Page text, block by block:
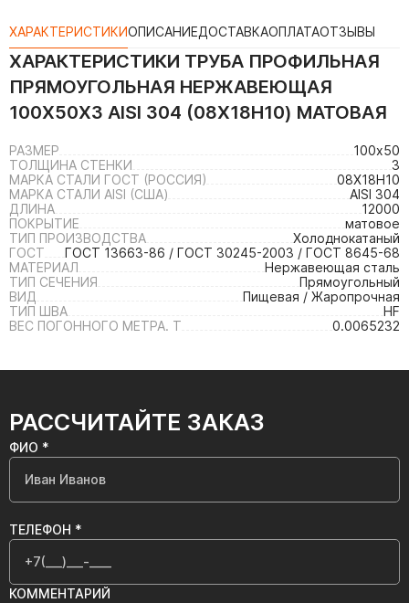
ХАРАКТЕРИСТИКИОПИСАНИЕДОСТАВКАОПЛАТАОТЗЫВЫ
ХАРАКТЕРИСТИКИ ТРУБА ПРОФИЛЬНАЯ
ПРЯМОУГОЛЬНАЯ НЕРЖАВЕЮЩАЯ
100Х50Х3 AISI 304 (08Х18Н10) МАТОВАЯ
РАЗМЕР
100х50
ТОЛЩИНА СТЕНКИ
3
МАРКА СТАЛИ ГОСТ (РОССИЯ)
08Х18Н10
МАРКА СТАЛИ AISI (США)
AISI 304
ДЛИНА
12000
ПОКРЫТИЕ
матовое
ТИП ПРОИЗВОДСТВА
Холоднокатаный
ГОСТ
ГОСТ 13663-86 / ГОСТ 30245-2003 / ГОСТ 8645-68
МАТЕРИАЛ
Нержавеющая сталь
ТИП СЕЧЕНИЯ
Прямоугольный
ВИД
Пищевая / Жаропрочная
ТИП ШВА
HF
ВЕС ПОГОННОГО МЕТРА. Т
0.0065232
РАССЧИТАЙТЕ ЗАКАЗ
ФИО *
ТЕЛЕФОН *
КОММЕНТАРИЙ